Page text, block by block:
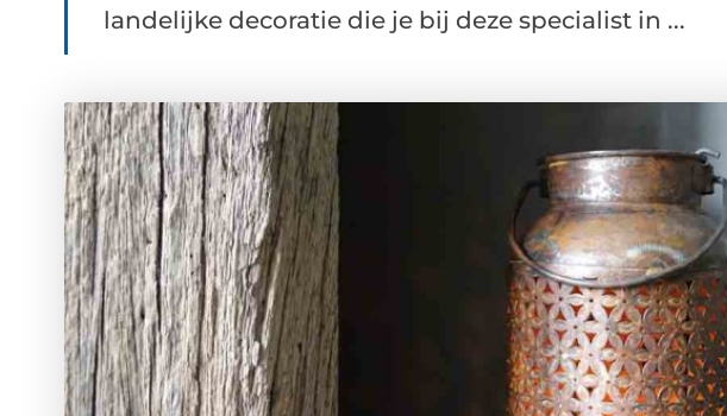
landelijke decoratie die je bij deze specialist in ...